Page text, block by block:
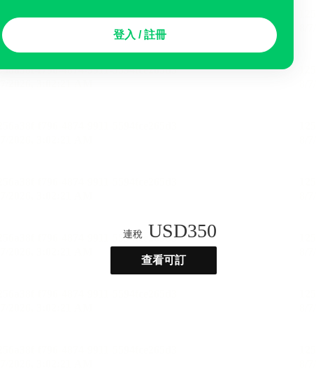
登入 / 註冊
李寄存服務 免費取消 民宿 泊車場
連稅 USD350
查看可訂